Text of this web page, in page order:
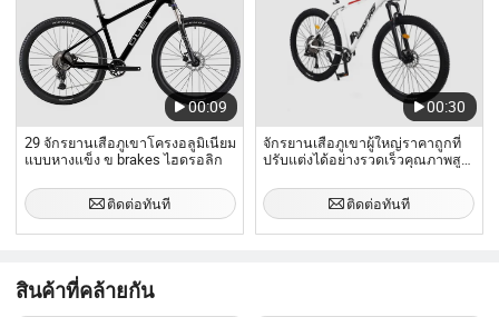
00:09
29 จักรยานเสือภูเขาโครงอลูมิเนียม
แบบหางแข็ง ข brakes ไฮดรอลิก
ติดต่อทันที
00:30
จักรยานเสือภูเขาผู้ใหญ่ราคาถูกที่
ปรับแต่งได้อย่างรวดเร็วคุณภาพสูง
ติดต่อทันที
สินค้าที่คล้ายกัน